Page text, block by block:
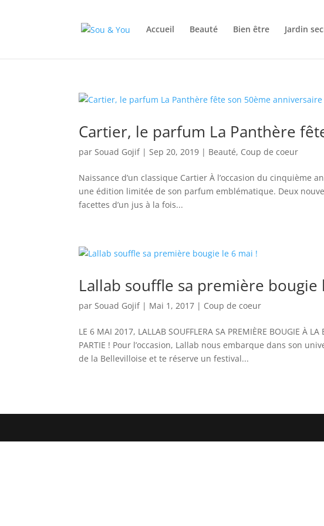
Accueil Beauté Bien être Jardin
Cartier, le parfum La Panthère
parSouad Gojif|Sep 20, 2019 | Beauté, Coup de coeur
Naissance d’un classique Cartier À l’occasion du cinquième
une édition limitée de son parfum emblématique. Deux
facettes d’un jus à la fois...
Lallab souffle sa première bougie
parSouad Gojif| Mai 1, 2017 | Coup de coeur
LE 6 MAI 2017, LALLAB SOUFFLERA SA PREMIÈRE BOUGIE À
PARTIE ! Pour l’occasion, Lallab nous embarque dans son
de la Bellevilloise et te réserve un festival...